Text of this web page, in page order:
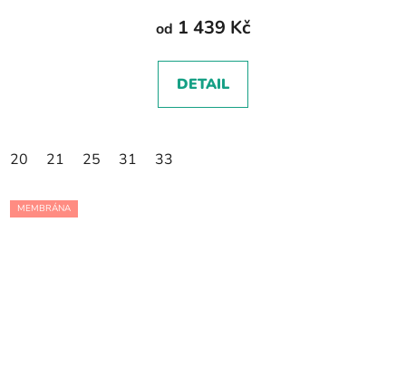
od 1 439 Kč
DETAIL
20 21 25 31 33
MEMBRÁNA